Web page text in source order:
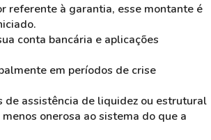
referente à garantia, esse montante é
conta bancária e aplicações
em períodos de crise
assistência de liquidez ou estrutural
onerosa ao sistema do que a